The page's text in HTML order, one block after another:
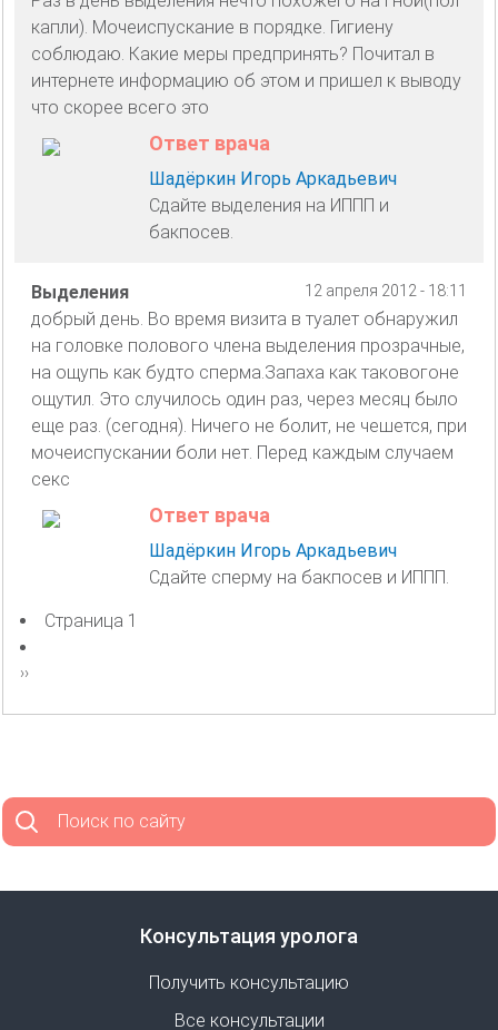
капли). Мочеиспускание в порядке. Гигиену
соблюдаю. Какие меры предпринять? Почитал в
интернете информацию об этом и пришел к выводу
что скорее всего это
Ответ врача
Шадёркин Игорь Аркадьевич
Сдайте выделения на ИППП и
бакпосев.
12 апреля 2012 - 18:11
Выделения
добрый день. Во время визита в туалет обнаружил
на головке полового члена выделения прозрачные,
на ощупь как будто сперма.Запаха как таковогоне
ощутил. Это случилось один раз, через месяц было
еще раз. (сегодня). Ничего не болит, не чешется, при
мочеиспускании боли нет. Перед каждым случаем
секс
Ответ врача
Шадёркин Игорь Аркадьевич
Сдайте сперму на бакпосев и ИППП.
Нумерация
страниц
Страница 1
Следующая
››
Поиск по сайту
Консультация уролога
Получить консультацию
Все консультации